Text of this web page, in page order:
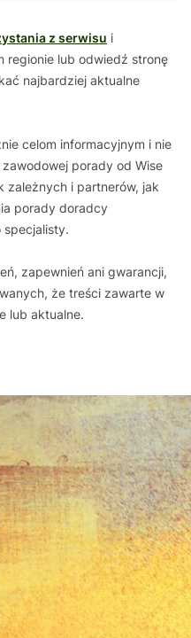
z serwisu i
regionie lub odwiedź stronę
najbardziej aktualne
celom informacyjnym i nie
porady od Wise
zależnych i partnerów, jak
porady doradcy
specjalisty.
zapewnień ani gwarancji,
że treści zawarte w
lub aktualne.